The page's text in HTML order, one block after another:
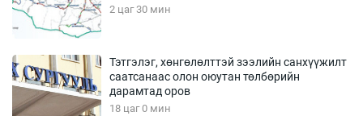
2 цаг 30 мин
Тэтгэлэг, хөнгөлөлттэй зээлийн санхүүжилт
саатсанаас олон оюутан төлбөрийн
дарамтад оров
18 цаг 0 мин